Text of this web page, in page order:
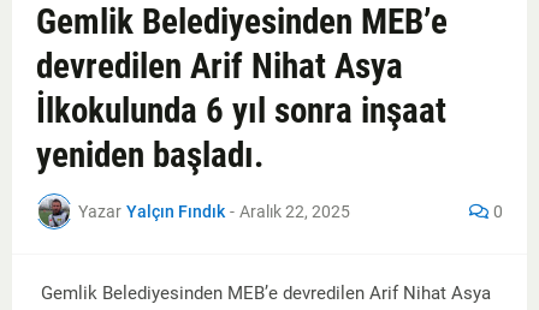
Gemlik Belediyesinden MEB’e
devredilen Arif Nihat Asya
İlkokulunda 6 yıl sonra inşaat
yeniden başladı.
Yazar Yalçın Fındık - Aralık 22, 2025 0
Gemlik Belediyesinden MEB’e devredilen Arif Nihat Asya